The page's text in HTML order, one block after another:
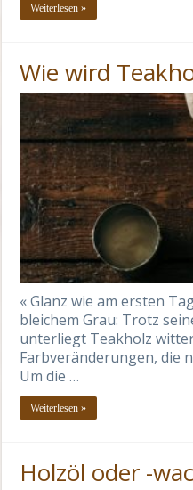
Weiterlesen »
Wie wird
« Glanz wie am ersten
bleichem Grau: Trotz
unterliegt Teakholz
Farbveränderungen, die
Um die …
Weiterlesen »
Holzöl oder -